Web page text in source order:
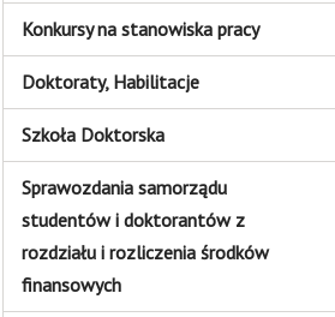
Konkursy na stanowiska pracy
Doktoraty, Habilitacje
Szkoła Doktorska
Sprawozdania samorządu
studentów i doktorantów z
rozdziału i rozliczenia środków
finansowych